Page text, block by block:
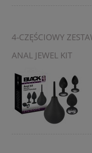
4-CZĘŚCIOWY
ANAL JEWEL KIT